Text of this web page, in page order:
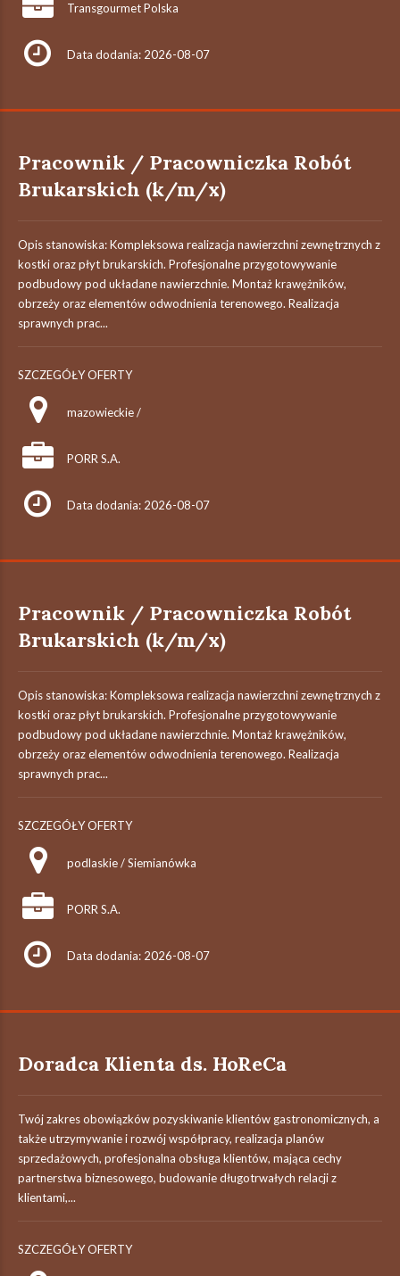
Transgourmet Polska
Data dodania: 2026-08-07
Pracownik / Pracowniczka Robót
Brukarskich (k/m/x)
Opis stanowiska: Kompleksowa realizacja nawierzchni zewnętrznych z
kostki oraz płyt brukarskich. Profesjonalne przygotowywanie
podbudowy pod układane nawierzchnie. Montaż krawężników,
obrzeży oraz elementów odwodnienia terenowego. Realizacja
sprawnych prac...
SZCZEGÓŁY OFERTY
mazowieckie /
PORR S.A.
Data dodania: 2026-08-07
Pracownik / Pracowniczka Robót
Brukarskich (k/m/x)
Opis stanowiska: Kompleksowa realizacja nawierzchni zewnętrznych z
kostki oraz płyt brukarskich. Profesjonalne przygotowywanie
podbudowy pod układane nawierzchnie. Montaż krawężników,
obrzeży oraz elementów odwodnienia terenowego. Realizacja
sprawnych prac...
SZCZEGÓŁY OFERTY
podlaskie / Siemianówka
PORR S.A.
Data dodania: 2026-08-07
Doradca Klienta ds. HoReCa
Twój zakres obowiązków pozyskiwanie klientów gastronomicznych, a
także utrzymywanie i rozwój współpracy, realizacja planów
sprzedażowych, profesjonalna obsługa klientów, mająca cechy
partnerstwa biznesowego, budowanie długotrwałych relacji z
klientami,...
SZCZEGÓŁY OFERTY